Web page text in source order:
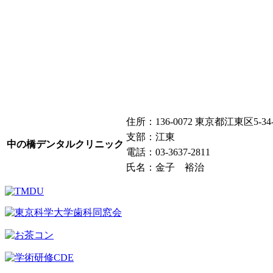
中の橋デンタルクリニック
住所：136-0072 東京都江東区5-
支部：江東
電話：03-3637-2811
氏名：金子 裕治